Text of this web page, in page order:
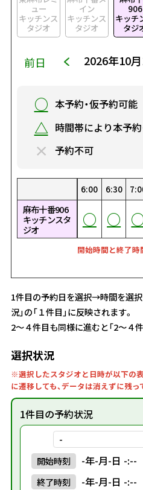
ュー
キッチンス
タジオ
イン
キッチンス
タジオ
906
キッチ
タジ
前日 2026年10月
○ 本予約・仮予約可能
△ 時間帯により本予約
× 予約不可
麻布十番906
キッチンスタ
ジオ
○ ○
○ ○
20:30
○
21:00
○ ○
○ ○ ○
17:00
○
17:30
○
○ ○
13:00
○
13:30
○
14:00
○
○ ○
9:30
○
10:00
○
10:30
○
○ ○ ○
6:00
○
6:30
○
○ ○ ○
2:30
○
3:00
○
開始時間と終了時
1件目の予約日を選択→時間を選
況」の「１件目」に反映されます。
2～４件目も同様に進むと「2～４
選択状況
※選択したスタジオと日時が以下の
に遷移しても、データは消えずに残っ
1件目の予約状況
-
開始時刻 -年-月-日 -:--
終了時刻 -年-月-日 -:--